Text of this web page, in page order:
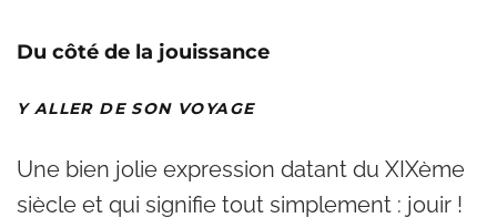
Du côté de la jouissance
Y ALLER DE SON VOYAGE
Une bien jolie expression datant du XIXème
siècle et qui signifie tout simplement : jouir !